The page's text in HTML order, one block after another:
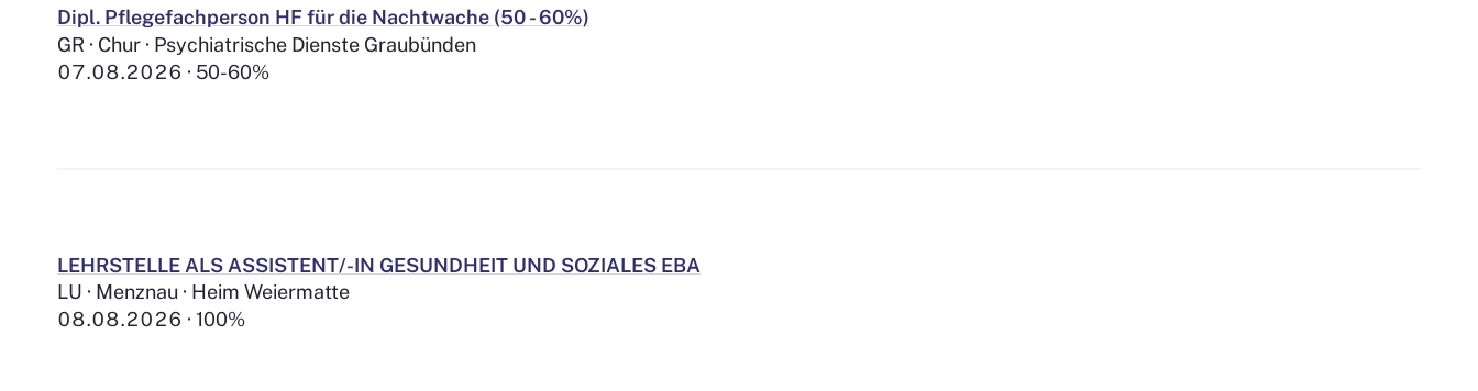
Dipl. Pflegefachperson HF für die Nachtwache (50 - 60%)
GR · Chur · Psychiatrische Dienste Graubünden
07.08.2026
50-60%
LEHRSTELLE ALS ASSISTENT/-IN GESUNDHEIT UND SOZIALES EBA
LU · Menznau · Heim Weiermatte
08.08.2026
100%